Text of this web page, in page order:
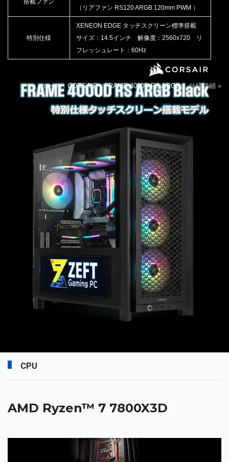
（リアファン RS120 ARGB 120mm PWM ）
特別仕様
XENEON EDGE タッチスクリーン標準搭載
サイズ：14.5インチ 解像度：2560x720 リ
フレッシュレート：60Hz
ケース：CORSAIR FRAME 4000D RS ARGB仕様詳細 »
CPU
AMD Ryzen™ 7 7800X3D